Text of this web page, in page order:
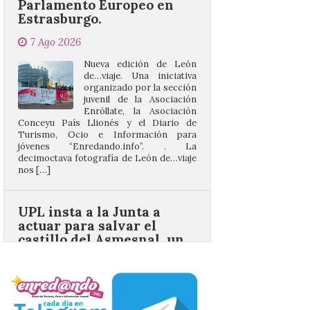
Nueva edición de León
de…viaje. Una iniciativa
Enróllate, la Asociación
Conceyu País Llionés y el Diario de
Turismo, Ocio e Información para
jóvenes “Enredando.info”. . La
decimoctava fotografía de León de…viaje
nos […]
UPL insta a la Junta a
actuar para salvar el
BIC en estado de ruina
7 Ago 2026
desde 1949. Los
procuradores leonesistas
plantean que la Junta
contacte cuanto antes con los